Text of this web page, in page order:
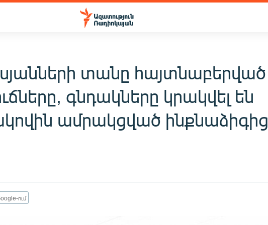
տանը հայտնաբերված
գնդակները կրակվել են
ամրակցված ինքնաձիգից
ում